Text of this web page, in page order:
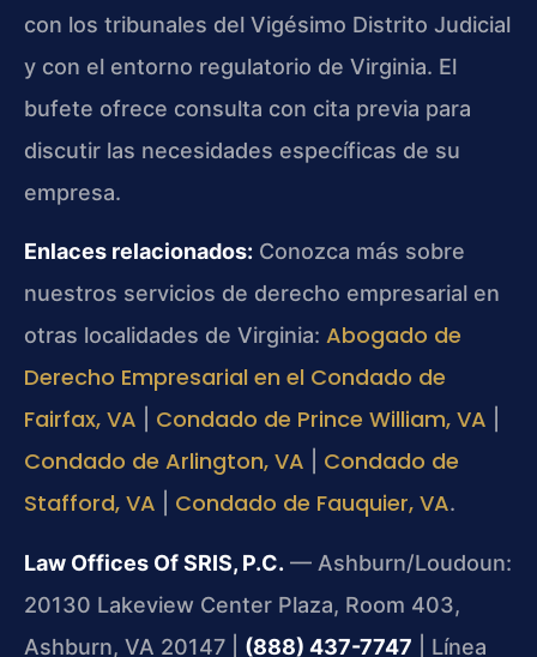
con los tribunales del Vigésimo Distrito Judicial
y con el entorno regulatorio de Virginia. El
bufete ofrece consulta con cita previa para
discutir las necesidades específicas de su
empresa.
Enlaces relacionados: Conozca más sobre
nuestros servicios de derecho empresarial en
otras localidades de Virginia: Abogado de
Derecho Empresarial en el Condado de
Fairfax, VA
Condado de Prince William, VA
Condado de Arlington, VA
Condado de
Stafford, VA
Condado de Fauquier, VA.
Law Offices Of SRIS, P.C. — Ashburn/Loudoun:
20130 Lakeview Center Plaza, Room 403,
Ashburn, VA 20147 | (888) 437-7747 | Línea